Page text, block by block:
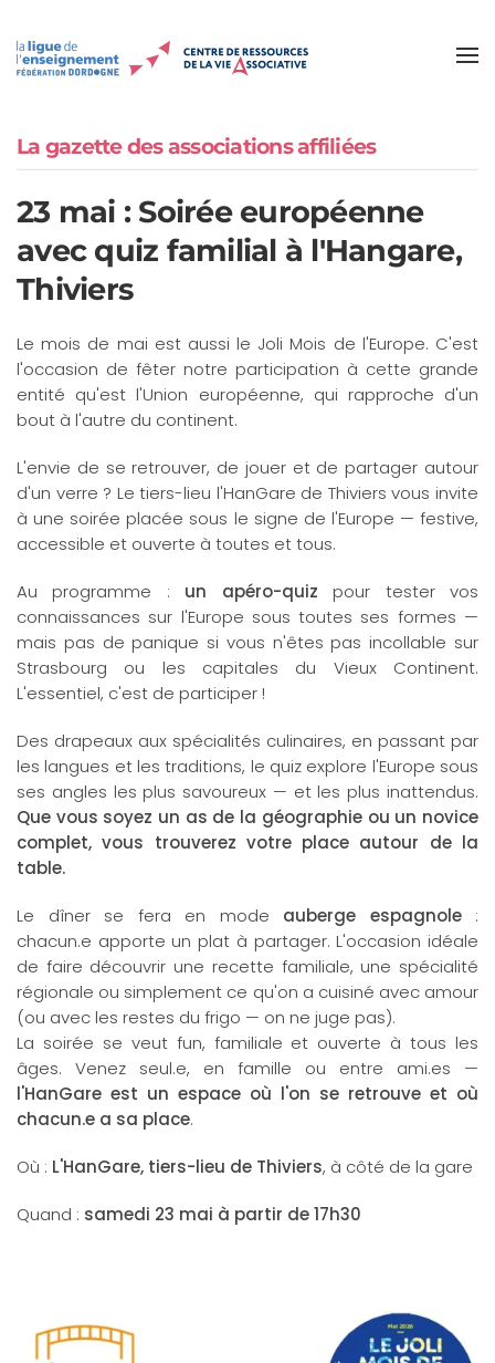
Accéder au contenu principal
La gazette des associations affiliées
23 mai : Soirée européenne
avec quiz familial à l'Hangare,
Thiviers
Le mois de mai est aussi le Joli Mois de l'Europe. C'est
l'occasion de fêter notre participation à cette grande
entité qu'est l'Union européenne, qui rapproche d'un
bout à l'autre du continent.
L'envie de se retrouver, de jouer et de partager autour
d'un verre ? Le tiers-lieu l'HanGare de Thiviers vous invite
à une soirée placée sous le signe de l'Europe — festive,
accessible et ouverte à toutes et tous.
Au programme : un apéro-quiz pour tester vos
connaissances sur l'Europe sous toutes ses formes —
mais pas de panique si vous n'êtes pas incollable sur
Strasbourg ou les capitales du Vieux Continent.
L'essentiel, c'est de participer !
Des drapeaux aux spécialités culinaires, en passant par
les langues et les traditions, le quiz explore l'Europe sous
ses angles les plus savoureux — et les plus inattendus.
Que vous soyez un as de la géographie ou un novice
complet, vous trouverez votre place autour de la
table.
Le dîner se fera en mode auberge espagnole:
chacun.e apporte un plat à partager. L'occasion idéale
de faire découvrir une recette familiale, une spécialité
régionale ou simplement ce qu'on a cuisiné avec amour
(ou avec les restes du frigo — on ne juge pas).
La soirée se veut fun, familiale et ouverte à tous les
âges. Venez seul.e, en famille ou entre ami.es —
l'HanGare est un espace où l'on se retrouve et où
chacun.e a sa place.
Où : L'HanGare, tiers-lieu de Thiviers, à côté de la gare
Quand : samedi 23 mai à partir de 17h30